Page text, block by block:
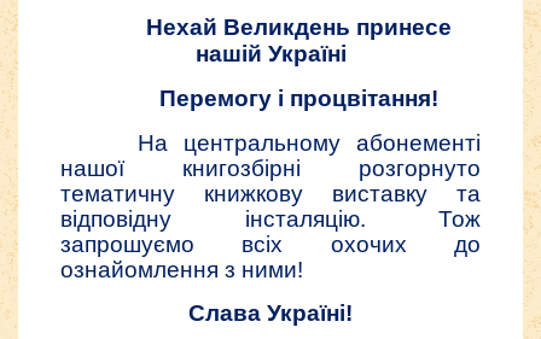
Нехай Великдень принесе
нашій Україні
Перемогу і процвітання!
На центральному абонементі
нашої книгозбірні розгорнуто
тематичну книжкову виставку та
відповідну інсталяцію. Тож
запрошуємо всіх охочих до
ознайомлення з ними!
Слава Україні!